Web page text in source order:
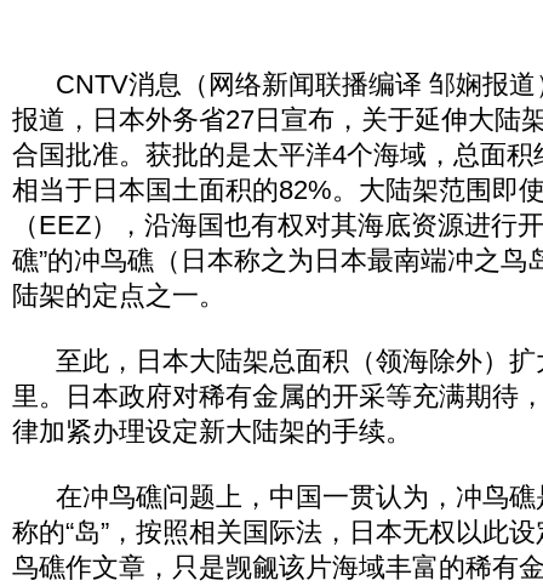
CNTV消息（网络新闻联播编译 邹娴报道
报道，日本外务省27日宣布，关于延伸大陆
合国批准。获批的是太平洋4个海域，总面
相当于日本国土面积的82%。大陆架范围即
（EEZ），沿海国也有权对其海底资源进行
礁”的冲鸟礁（日本称之为日本最南端冲之鸟
陆架的定点之一。
至此，日本大陆架总面积（领海除外）扩
里。日本政府对稀有金属的开采等充满期待
律加紧办理设定新大陆架的手续。
在冲鸟礁问题上，中国一贯认为，冲鸟礁
称的“岛”，按照相关国际法，日本无权以此
鸟礁作文章，只是觊觎该片海域丰富的稀有